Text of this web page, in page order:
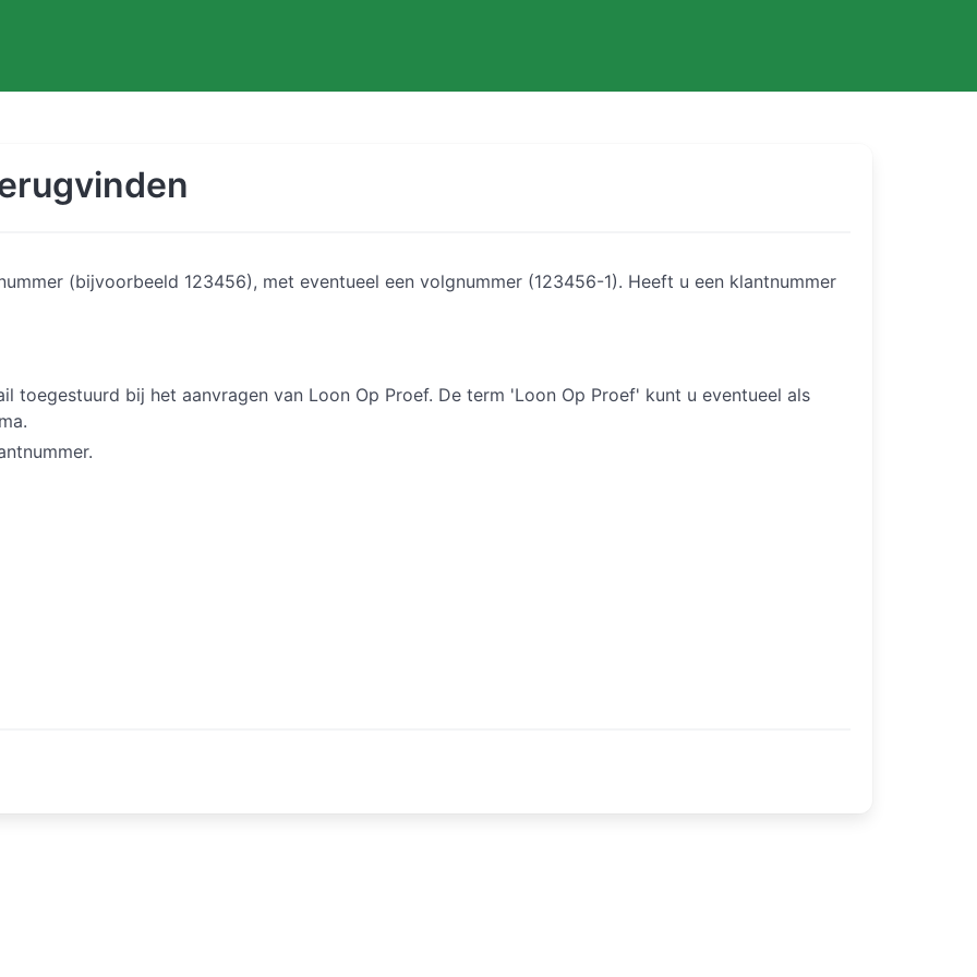
(bijvoorbeeld 123456), met eventueel een volgnummer (123456-1). Heeft u een klantnummer
toegestuurd bij het aanvragen van Loon Op Proef. De term 'Loon Op Proef' kunt u eventueel als